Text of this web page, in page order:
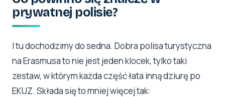
prywatnej polisie?
I tu dochodzimy do sedna. Dobra polisa turystyczna
na Erasmusa to nie jest jeden klocek, tylko taki
zestaw, w którym każda część łata inną dziurę po
EKUZ. Składa się to mniej więcej tak: